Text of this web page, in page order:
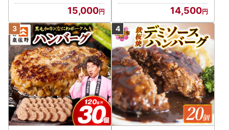
15,000 14,500